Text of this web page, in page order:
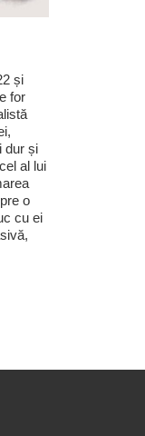
și
for
dur și
al lui
o
cu ei